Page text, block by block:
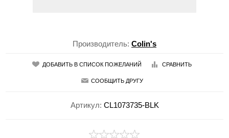
Производитель: Colin's
ДОБАВИТЬ В СПИСОК ПОЖЕЛАНИЙ СРАВНИТЬ
СООБЩИТЬ ДРУГУ
Артикул: CL1073735-BLK